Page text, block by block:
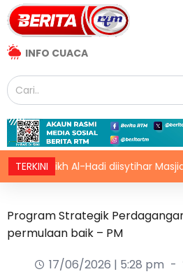
INFO CUACA
TERKINI
Sheikh Al-Hadi diisytihar Masjid
Program Strategik
permulaan baik – PM
17/06/2026 | 5:28 pm